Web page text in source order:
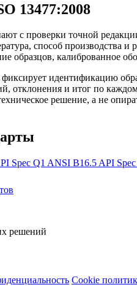
13477:2008
с проверки точной
способ производства
образцов, калиброванное
идентификацию
отклонения и итог по
решение, а не
Spec Q1 ANSI B16.5 API
решений
Cookie